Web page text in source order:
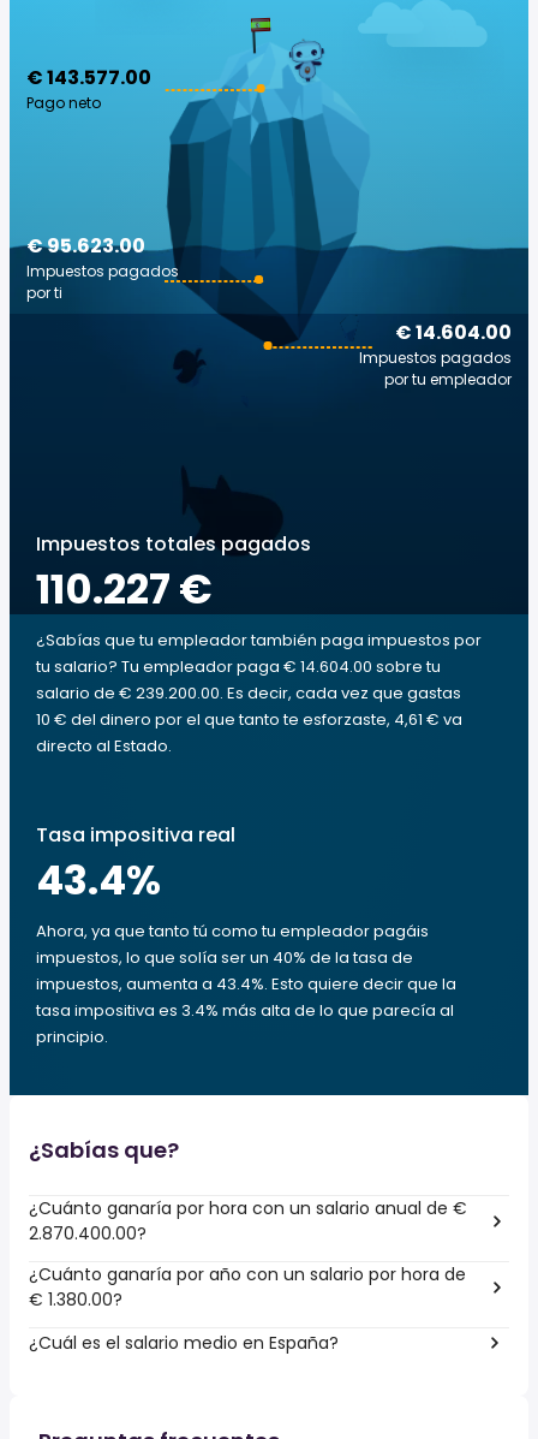
€ 143.577.00
Pago neto
€ 14.604.00
Impuestos pagados
por tu empleador
€ 95.623.00
Impuestos pagados
por ti
Impuestos totales pagados
110.227 €
¿Sabías que tu empleador también paga impuestos por
tu salario? Tu empleador paga € 14.604.00 sobre tu
salario de € 239.200.00. Es decir, cada vez que gastas
10 € del dinero por el que tanto te esforzaste, 4,61 € va
directo al Estado.
Tasa impositiva real
43.4%
Ahora, ya que tanto tú como tu empleador pagáis
impuestos, lo que solía ser un 40% de la tasa de
impuestos, aumenta a 43.4%. Esto quiere decir que la
tasa impositiva es 3.4% más alta de lo que parecía al
principio.
¿Sabías que?
¿Cuánto ganaría por hora con un salario anual de €
2.870.400.00?
¿Cuánto ganaría por año con un salario por hora de
€ 1.380.00?
¿Cuál es el salario medio en España?